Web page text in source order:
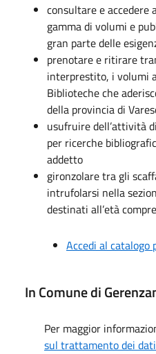
consultare e accedere
gamma di volumi e
gran parte delle
prenotare e ritirare
interprestito, i volumi
Biblioteche che
della provincia di
usufruire dell’attività
per ricerche
addetto
gironzolare tra gli
intrufolarsi nella
destinati all’età
Accedi al catalogo
In Comune di
Per maggior
sul trattamento dei